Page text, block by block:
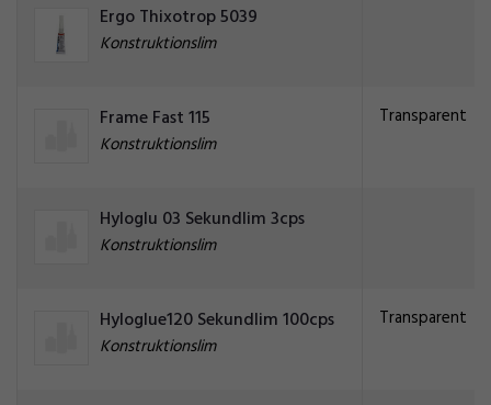
Ergo Thixotrop 5039
Konstruktionslim
Frame Fast 115
Konstruktionslim
Transparent
Hyloglu 03 Sekundlim 3cps
Konstruktionslim
Hyloglue120 Sekundlim 100cps
Konstruktionslim
Transparent